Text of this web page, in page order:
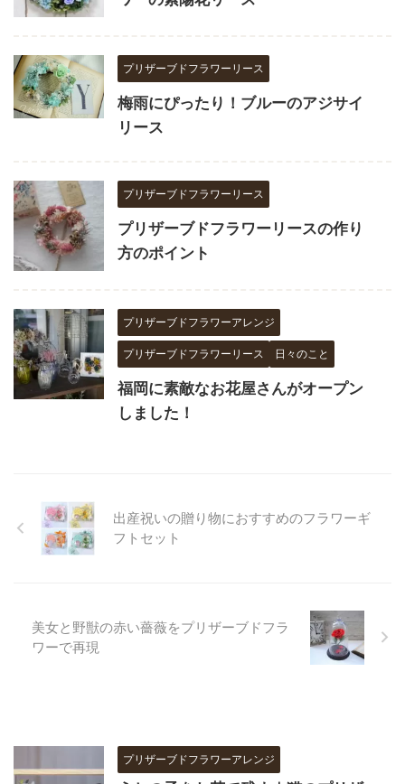
プリザーブドフラワーリース
梅雨にぴったり！ブルーのアジサイ
リース
プリザーブドフラワーリース
プリザーブドフラワーリースの作り
方のポイント
プリザーブドフラワーアレンジ
プリザーブドフラワーリース 日々のこと
福岡に素敵なお花屋さんがオープン
しました！
出産祝いの贈り物におすすめのフラワーギ
フトセット
美女と野獣の赤い薔薇をプリザーブドフラ
ワーで再現
プリザーブドフラワーアレンジ